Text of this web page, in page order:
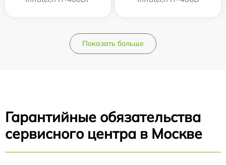
Показать больше
Гарантийные обязательства
сервисного центра в Москве